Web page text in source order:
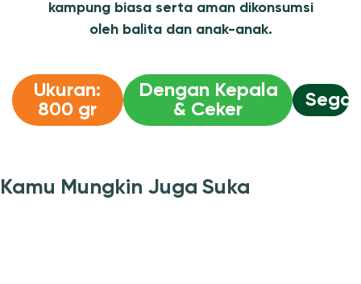
kampung biasa serta aman dikonsumsi
oleh balita dan anak-anak.
Ukuran:
800 gr
Dengan Kepala
& Ceker
Segar
Kamu Mungkin Juga Suka